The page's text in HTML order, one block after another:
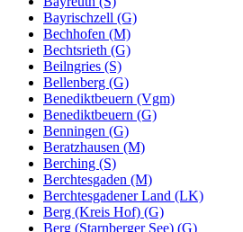
Bayrischzell (G)
Bechhofen (M)
Bechtsrieth (G)
Beilngries (S)
Bellenberg (G)
Benediktbeuern (Vgm)
Benediktbeuern (G)
Benningen (G)
Beratzhausen (M)
Berching (S)
Berchtesgaden (M)
Berchtesgadener Land (LK)
Berg (Kreis Hof) (G)
Berg (Starnberger See) (G)